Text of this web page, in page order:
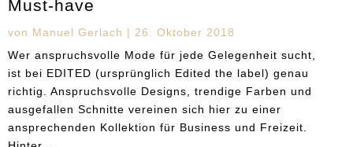
Must-have
von Manuel Gerlach | 26. Oktober 2018
Wer anspruchsvolle Mode für jede Gelegenheit sucht,
ist bei EDITED (ursprünglich Edited the label) genau
richtig. Anspruchsvolle Designs, trendige Farben und
ausgefallen Schnitte vereinen sich hier zu einer
ansprechenden Kollektion für Business und Freizeit.